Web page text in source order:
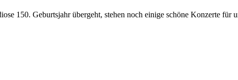
150. Geburtsjahr übergeht, stehen noch einige schöne Konzerte für